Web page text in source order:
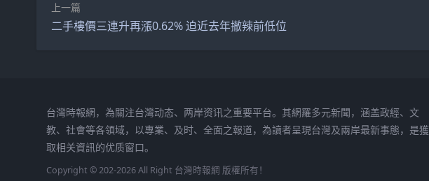
上一篇
二手樓價三連升再漲0.62% 迫近去年撤辣前低位
台灣時報網，為關注台灣动态、两岸资讯之重要平台。其網羅多元新聞，涵盖政經、文
教、社會等各領域，以專業、及时、全面之報道，為讀者呈現台灣及兩岸最新事態，是獲
取相关資訊的优质窗口。
Copyright © 202-2026 All Right 台灣時報網 版權所有！